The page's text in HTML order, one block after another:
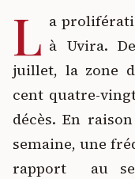
L a
à Uvira.
juillet, la zone
cent quatre-
décès. En
semaine, une
rapport au